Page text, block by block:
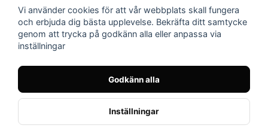
Kontakt
Youtube-videos
Instagram
Youtube
TikTok
Vi använder cookies för att vår webbplats skall fungera
och erbjuda dig bästa upplevelse. Bekräfta ditt samtycke
genom att trycka på godkänn alla eller anpassa via
inställningar
Godkänn alla
Inställningar